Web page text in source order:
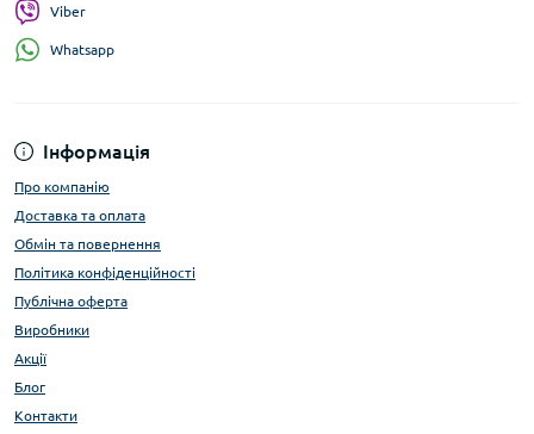
Інформація
Про компанію
Доставка та оплата
Обмін та повернення
Політика конфіденційності
Публічна оферта
Виробники
Акції
Блог
Контакти
Viber
Whatsapp